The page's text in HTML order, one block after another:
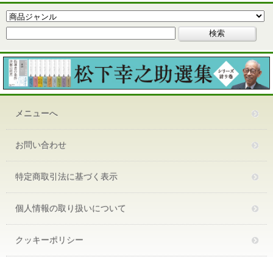
メニューへ
お問い合わせ
特定商取引法に基づく表示
個人情報の取り扱いについて
クッキーポリシー